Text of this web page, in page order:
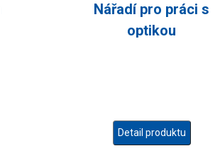
Nářadí pro práci s
optikou
Detail produktu